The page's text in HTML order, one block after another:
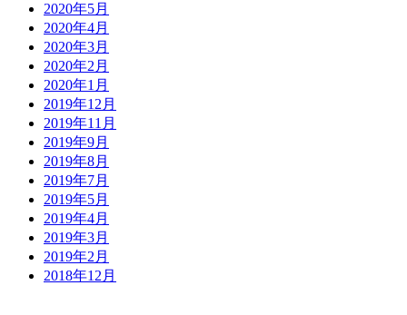
2020年5月
2020年4月
2020年3月
2020年2月
2020年1月
2019年12月
2019年11月
2019年9月
2019年8月
2019年7月
2019年5月
2019年4月
2019年3月
2019年2月
2018年12月